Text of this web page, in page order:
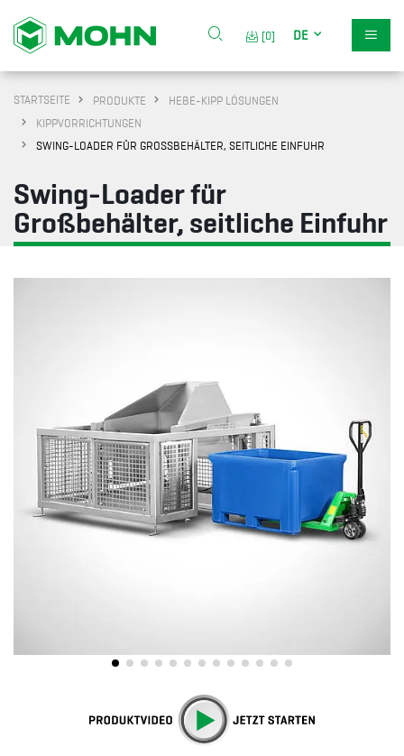
[0] DE
STARTSEITE PRODUKTE
HEBE-KIPP LÖSUNGEN
KIPPVORRICHTUNGEN
SWING-LOADER FÜR GROSSBEHÄLTER, SEITLICHE EINFUHR
Swing-Loader für
Großbehälter, seitliche Einfuhr